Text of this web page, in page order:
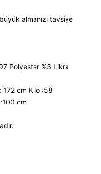
almanızı tavsiye
Polyester %3 Likra
172 cm Kilo :58
cm